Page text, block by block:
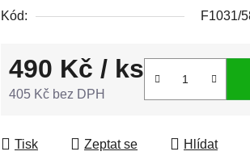
Kód:
F1031/
490 Kč / ks
405 Kč bez DPH
Tisk Zeptat se Hlídat